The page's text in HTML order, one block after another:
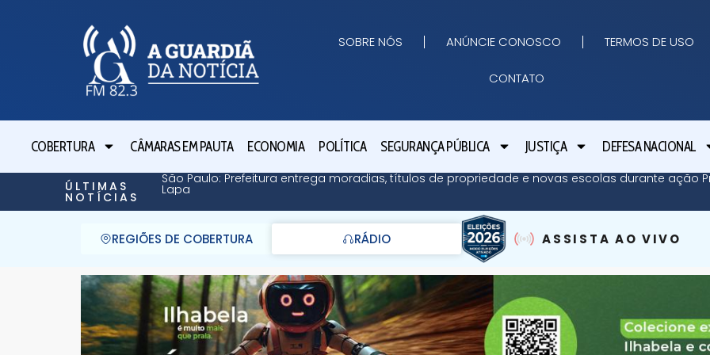
SOBRE NÓS ANÚNCIE CONOSCO TERMOS DE USO
CONTATO
COBERTURA CÂMARAS EM PAUTA ECONOMIA POLÍTICA SEGURANÇA PÚBLICA JUSTIÇA DEFESA NACIONAL
ÚLTIMAS
NOTÍCIAS
São Paulo: Prefeitura entrega moradias, títulos de propriedade e novas escolas durante ação
Lapa
REGIÕES DE COBERTURA RÁDIO ASSISTA AO VIVO